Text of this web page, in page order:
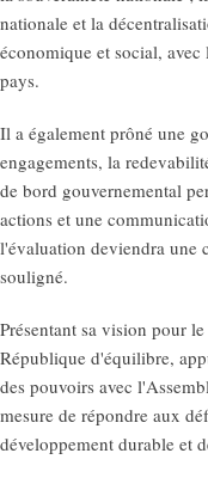
nationale et la
économique et social,
pays.
Il a également prôné une
engagements, la
de bord gouvernemental
actions et une
l'évaluation deviendra une
souligné.
Présentant sa vision pour
République d'équilibre,
des pouvoirs avec
mesure de répondre aux
développement durable et